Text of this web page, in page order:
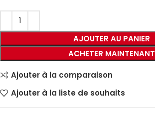
AJOUTER AU PANIER
ACHETER MAINTENANT
Ajouter à la comparaison
Ajouter à la liste de souhaits